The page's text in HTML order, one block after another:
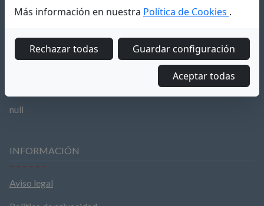
europa-550
null
INFORMACIÓN
Aviso legal
Más información en nuestra Política de Cookies .
Rechazar todas Guardar configuración
Aceptar todas